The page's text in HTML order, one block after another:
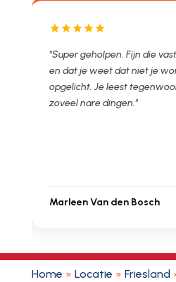
"De man rijden net weg. 11.00
en nu al opgelost voor een
vooraf besproken tarief.
hoor."
Michiel Uitdenbongerd
Home » Locatie » Friesland